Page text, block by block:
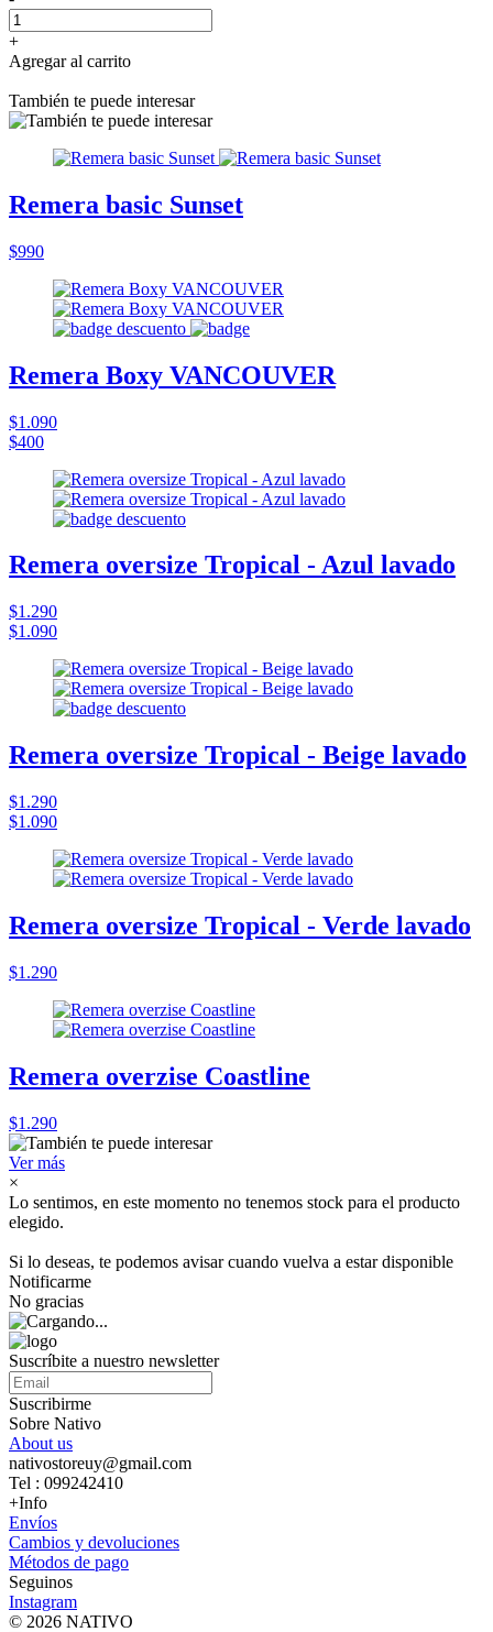
+
Agregar al carrito
También te puede interesar
Remera basic Sunset
$990
Remera Boxy VANCOUVER
$1.090
$400
Remera oversize Tropical - Azul lavado
$1.290
$1.090
Remera oversize Tropical - Beige lavado
$1.290
$1.090
Remera oversize Tropical - Verde lavado
$1.290
Remera overzise Coastline
$1.290
Ver más
×
Lo sentimos, en este momento no tenemos stock para el producto
elegido.
Si lo deseas, te podemos avisar cuando vuelva a estar disponible
Notificarme
No gracias
Suscríbite a nuestro newsletter
Suscribirme
Sobre Nativo
About us
nativostoreuy@gmail.com
Tel : 099242410
+Info
Envíos
Cambios y devoluciones
Métodos de pago
Seguinos
Instagram
© 2026 NATIVO